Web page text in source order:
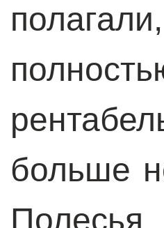
больше